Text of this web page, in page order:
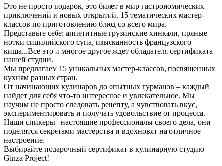
Это не просто подарок, это билет в мир гастрономических
приключений и новых открытий. 15 тематических мастер-
классов по приготовлению блюд со всего мира.
Представьте себе: аппетитные грузинские хинкали, пряные
нотки сицилийского супа, изысканность французского
киша...Все это и многое другое ждет обладателя сертификата
нашей студии.
Мы предлагаем 15 уникальных мастер-классов, посвященных
кухням разных стран.
От начинающих кулинаров до опытных гурманов – каждый
найдет для себя что-то интересное и увлекательное. Мы
научим не просто следовать рецепту, а чувствовать вкус,
экспериментировать и получать удовольствие от процесса.
Наши спикеры– настоящие профессионалы своего дела, они
поделятся секретами мастерства и вдохновят на отличное
настроение.
Выбирайте подарочный сертификат в кулинарную студию
Ginza Project!